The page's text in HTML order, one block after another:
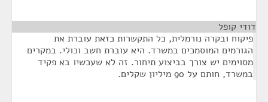
דודי קופל
פיקוח ובקרה נורמלית, כל התקשרות כזאת עוברת את
הגורמים המוסמכים במשרד. היא עוברת חשב וכולי. במקרים
מסוימים יש צורך בביצוע תיחור. זה לא שעכשיו בא פקיד
במשרד, חותם על 90 מיליון שקלים.